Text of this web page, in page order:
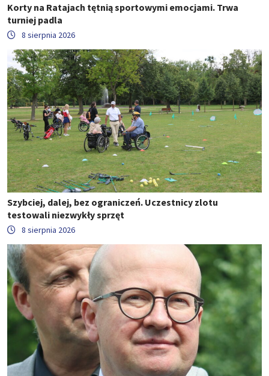
Korty na Ratajach tętnią sportowymi emocjami. Trwa
turniej padla
8 sierpnia 2026
Szybciej, dalej, bez ograniczeń. Uczestnicy zlotu
testowali niezwykły sprzęt
8 sierpnia 2026